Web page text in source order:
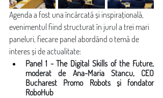
Agenda a fost una încărcată și inspirațională,
evenimentul fiind structurat în jurul a trei mari
paneluri, fiecare panel abordând o temă de
interes și de actualitate:
Panel 1 - The Digital Skills of the Future,
moderat de Ana-Maria Stancu, CEO
Bucharest Promo Robots și fondator
RoboHub